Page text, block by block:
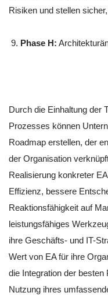
Risiken und stellen
Phase H:
Durch die Einhaltung der
Prozesses können
Roadmap erstellen, der
der Organisation
Realisierung konkreter
Effizienz, bessere
Reaktionsfähigkeit auf
leistungsfähiges
ihre Geschäfts- und IT-
Wert von EA für ihre
die Integration der
Nutzung ihres